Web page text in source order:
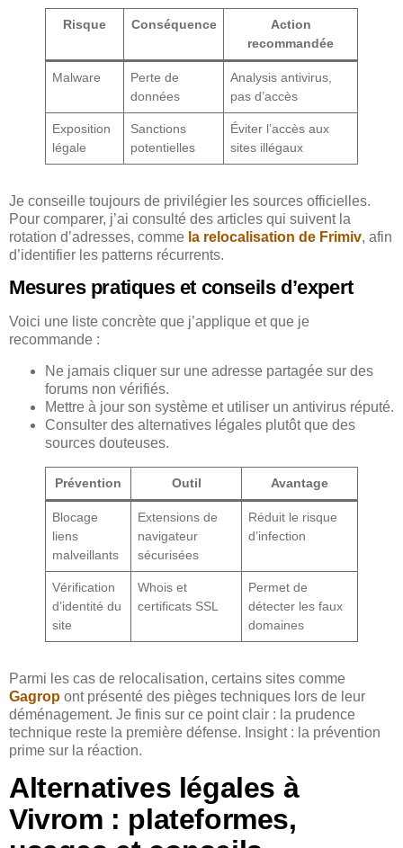
Risque Conséquence
Action
recommandée
Malware
Perte de
données
Analysis antivirus,
pas d’accès
Exposition
légale
Sanctions
potentielles
Éviter l’accès aux
sites illégaux
Je conseille toujours de privilégier les sources officielles.
Pour comparer, j’ai consulté des articles qui suivent la
rotation d’adresses, comme la relocalisation de Frimiv, afin
d’identifier les patterns récurrents.
Mesures pratiques et conseils d’expert
Voici une liste concrète que j’applique et que je
recommande :
Ne jamais cliquer sur une adresse partagée sur des
forums non vérifiés.
Mettre à jour son système et utiliser un antivirus réputé.
Consulter des alternatives légales plutôt que des
sources douteuses.
Prévention Outil Avantage
Blocage
liens
malveillants
Extensions de
navigateur
sécurisées
Réduit le risque
d’infection
Vérification
d’identité du
site
Whois et
certificats SSL
Permet de
détecter les faux
domaines
Parmi les cas de relocalisation, certains sites comme
Gagrop ont présenté des pièges techniques lors de leur
déménagement. Je finis sur ce point clair : la prudence
technique reste la première défense. Insight : la prévention
prime sur la réaction.
Alternatives légales à
Vivrom : plateformes,